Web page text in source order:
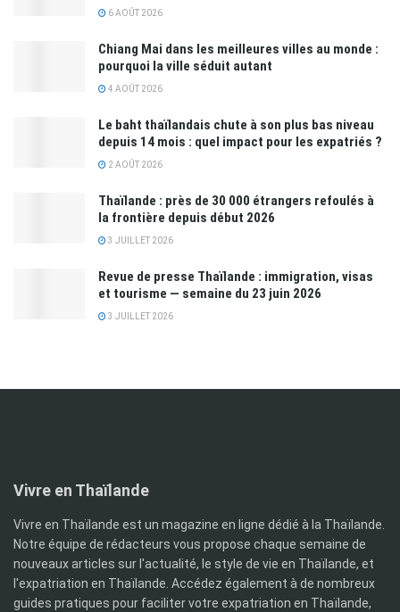
6 AOÛT 2026
Chiang Mai dans les meilleures villes au monde :
pourquoi la ville séduit autant
4 AOÛT 2026
Le baht thaïlandais chute à son plus bas niveau
depuis 14 mois : quel impact pour les expatriés ?
2 AOÛT 2026
Thaïlande : près de 30 000 étrangers refoulés à
la frontière depuis début 2026
3 JUILLET 2026
Revue de presse Thaïlande : immigration, visas
et tourisme — semaine du 23 juin 2026
3 JUILLET 2026
Vivre en Thaïlande
Vivre en Thaïlande est un magazine en ligne dédié à la Thaïlande.
Notre équipe de rédacteurs vous propose chaque semaine de
nouveaux articles sur l'actualité, le style de vie en Thaïlande, et
l'expatriation en Thaïlande. Accédez également à de nombreux
guides pratiques pour faciliter votre expatriation en Thaïlande,